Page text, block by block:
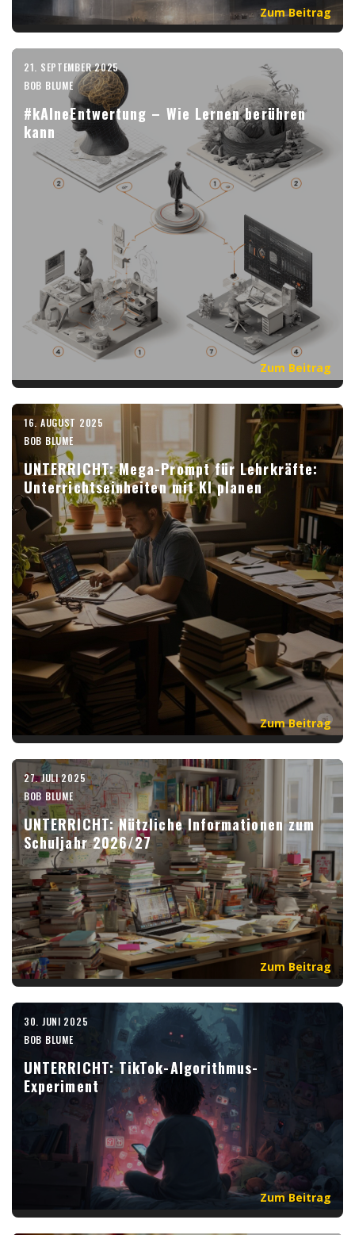
Zum Beitrag
21. SEPTEMBER 2025
BOB BLUME
#kAIneEntwertung – Wie Lernen berühren
kann
Zum Beitrag
16. AUGUST 2025
BOB BLUME
UNTERRICHT: Mega-Prompt für Lehrkräfte:
Unterrichtseinheiten mit KI planen
Zum Beitrag
27. JULI 2025
BOB BLUME
UNTERRICHT: Nützliche Informationen zum
Schuljahr 2026/27
Zum Beitrag
30. JUNI 2025
BOB BLUME
UNTERRICHT: TikTok-Algorithmus-
Experiment
Zum Beitrag